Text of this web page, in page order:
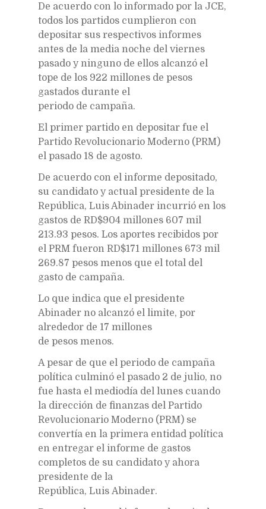
De acuerdo con lo informado por la JCE,
todos los partidos cumplieron con
depositar sus respectivos informes
antes de la media noche del viernes
pasado y ninguno de ellos alcanzó el
tope de los 922 millones de pesos
gastados durante el
periodo de campaña.
El primer partido en depositar fue el
Partido Revolucionario Moderno (PRM)
el pasado 18 de agosto.
De acuerdo con el informe depositado,
su candidato y actual presidente de la
República, Luis Abinader incurrió en los
gastos de RD$904 millones 607 mil
213.93 pesos. Los aportes recibidos por
el PRM fueron RD$171 millones 673 mil
269.87 pesos menos que el total del
gasto de campaña.
Lo que indica que el presidente
Abinader no alcanzó el limite, por
alrededor de 17 millones
de pesos menos.
A pesar de que el periodo de campaña
política culminó el pasado 2 de julio, no
fue hasta el mediodía del lunes cuando
la dirección de finanzas del Partido
Revolucionario Moderno (PRM) se
convertía en la primera entidad política
en entregar el informe de gastos
completos de su candidato y ahora
presidente de la
República, Luis Abinader.